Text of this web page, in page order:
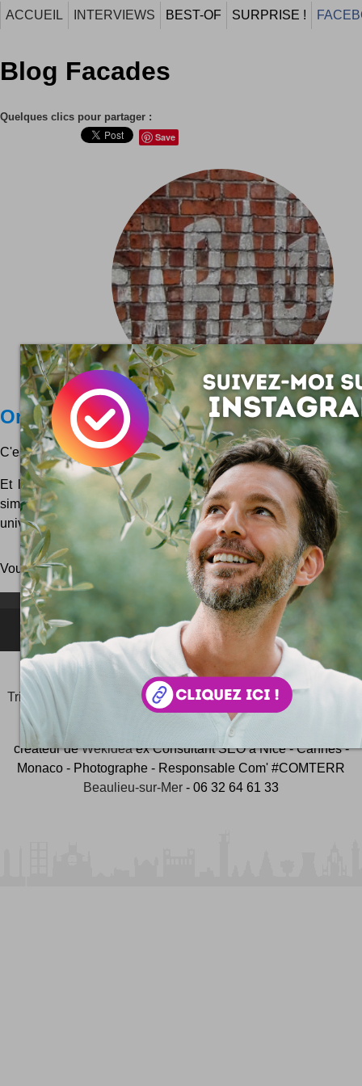
ACCUEIL INTERVIEWS BEST-OF SURPRISE !
Blog Facades
Quelques clics pour partager :
Save
On aime se promener
C'est un blog plein de photos que voilà !
Et les photos qu'on voit sur on aime se promener c'est des
simples des choses qu'on ne prend plus le temps de
univers urbains. Des enseignes, des façades, des détails
Vous pouvez aussi parcourir le blogau hasard!
NEWSLETTER FOR EVER !
©2006- 2025 JeudiPhoto.netleblog lifestylede
Tripnaux Content Manager, créateur du hashtag
#JeudiPhoto
et ambassadeur#CotedAzurFrance
créateur deWekideaex Consultant SEO à Nice - Cannes -
Monaco - Photographe - Responsable Com' #COMTERR
Beaulieu-sur-Mer - 06 32 64 61 33